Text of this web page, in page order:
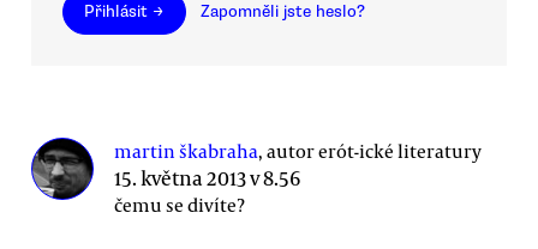
Přihlásit → Zapomněli jste heslo?
martin škabraha, autor erót-ické literatury
15. května 2013 v 8.56
čemu se divíte?